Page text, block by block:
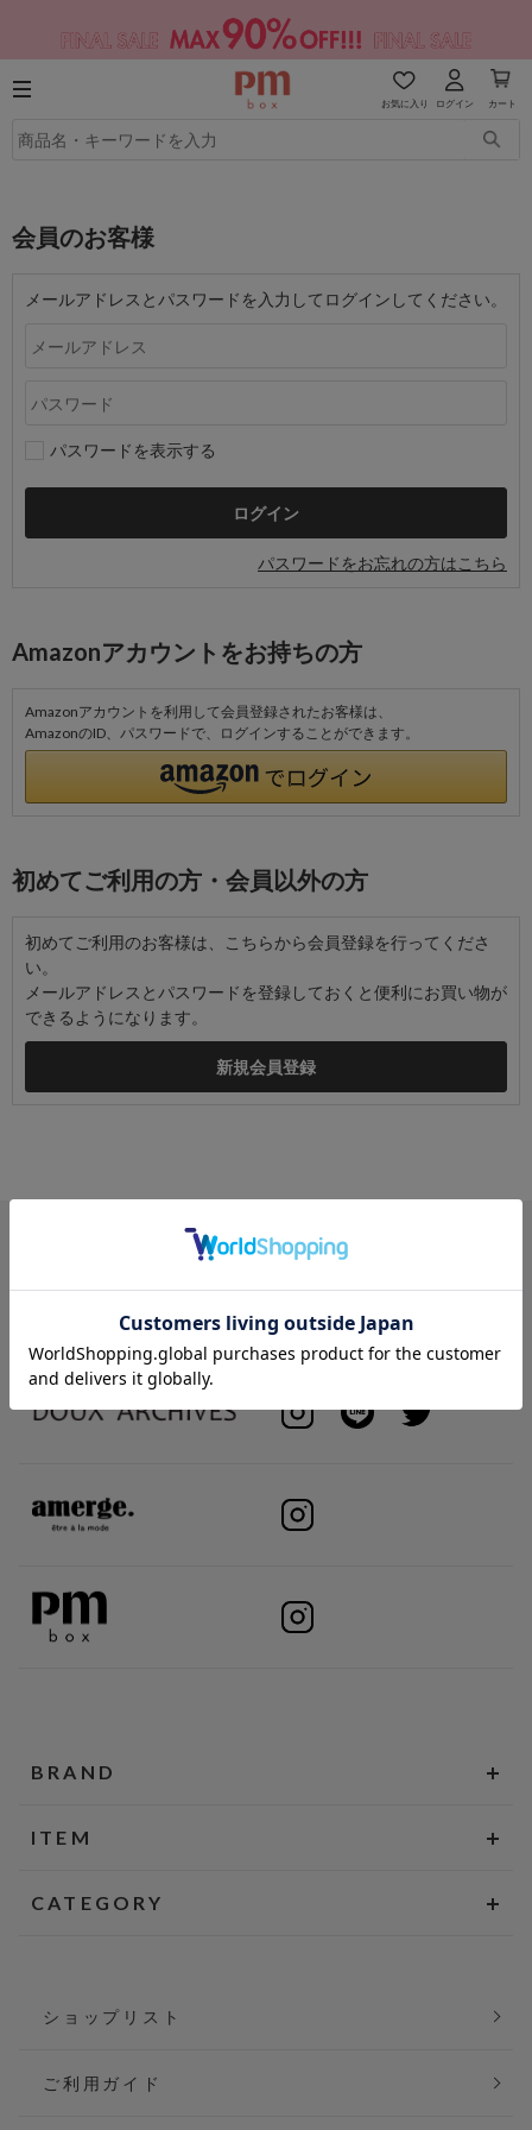
お気に入り ログイン カート
会員のお客様
メールアドレスとパスワードを入力してログインしてください。
パスワードを表示する
パスワードをお忘れの方はこちら
Amazonアカウントをお持ちの方
Amazonアカウントを利用して会員登録されたお客様は、
AmazonのID、パスワードで、ログインすることができます。
初めてご利用の方・会員以外の方
初めてご利用のお客様は、こちらから会員登録を行ってくださ
い。
メールアドレスとパスワードを登録しておくと便利にお買い物が
できるようになります。
BRAND
ITEM
CATEGORY
ショップリスト
ご利用ガイド